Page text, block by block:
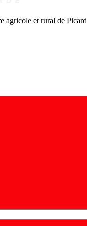
agricole et rural de